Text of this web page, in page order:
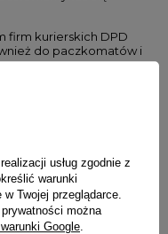
firm kurierskich DPD
do paczkomatów i
usług zgodnie z
warunki
Twojej przeglądarce.
można
Google